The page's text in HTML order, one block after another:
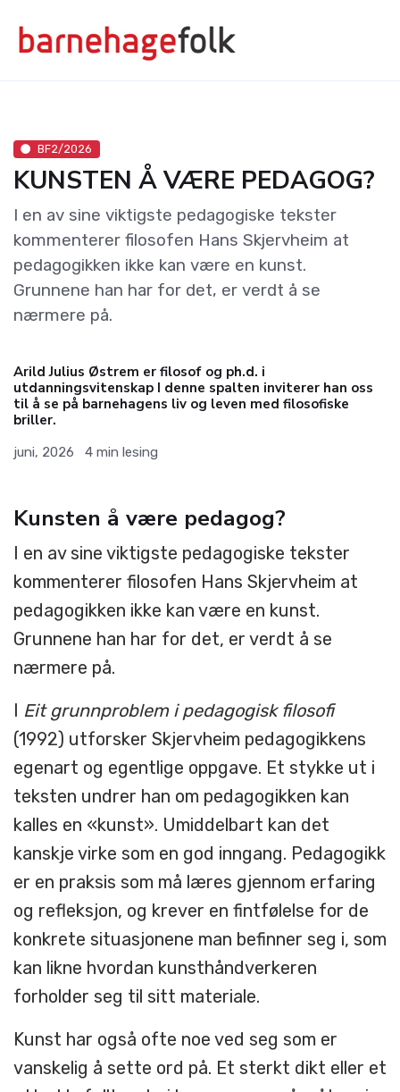
BF2/2026
KUNSTEN Å VÆRE PEDAGOG?
I en av sine viktigste pedagogiske tekster
kommenterer filosofen Hans Skjervheim at
pedagogikken ikke kan være en kunst.
Grunnene han har for det, er verdt å se
nærmere på.
Arild Julius Østrem er filosof og ph.d. i
utdanningsvitenskap I denne spalten inviterer han oss
til å se på barnehagens liv og leven med filosofiske
briller.
juni, 2026 4 min lesing
Kunsten å være pedagog?
I en av sine viktigste pedagogiske tekster
kommenterer filosofen Hans Skjervheim at
pedagogikken ikke kan være en kunst.
Grunnene han har for det, er verdt å se
nærmere på.
Eit grunnproblem i pedagogisk filosofi
(1992) utforsker Skjervheim pedagogikkens
egenart og egentlige oppgave. Et stykke ut i
teksten undrer han om pedagogikken kan
kalles en «kunst». Umiddelbart kan det
kanskje virke som en god inngang. Pedagogikk
er en praksis som må læres gjennom erfaring
og refleksjon, og krever en fintfølelse for de
konkrete situasjonene man befinner seg i, som
kan likne hvordan kunsthåndverkeren
forholder seg til sitt materiale.
Kunst har også ofte noe ved seg som er
vanskelig å sette ord på. Et sterkt dikt eller et